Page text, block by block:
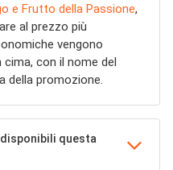
e Frutto della Passione,
al prezzo più
vengono
con il nome del
della promozione.
questa